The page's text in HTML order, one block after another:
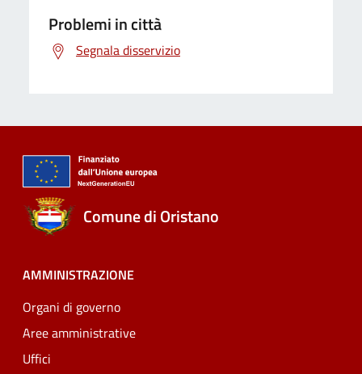
Problemi in città
Segnala disservizio
Comune di Oristano
AMMINISTRAZIONE
Organi di governo
Aree amministrative
Uffici